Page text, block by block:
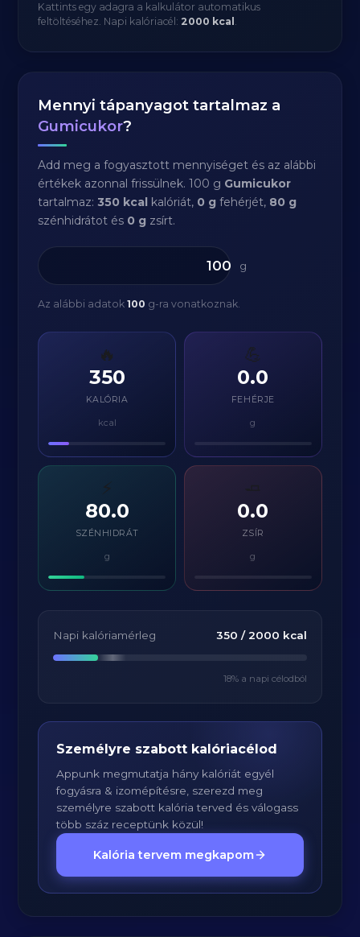
Kattints egy adagra a kalkulátor automatikus
feltöltéséhez. Napi kalóriacél: 2000 kcal .
Mennyi tápanyagot tartalmaz a
Gumicukor?
Add meg a fogyasztott mennyiséget és az alábbi
értékek azonnal frissülnek. 100 g Gumicukor
tartalmaz:350 kcal kalóriát, 0 g fehérjét, 80 g
szénhidrátot és 0 g zsírt.
g
Az alábbi adatok100 g-ra vonatkoznak.
🔥
350
KALÓRIA
kcal
💪
0.0
FEHÉRJE
g
⚡
80.0
SZÉNHIDRÁT
g
0.0
ZSÍR
g
Napi kalóriamérleg 350 / 2000 kcal
18% a napi célodból
Személyre szabott kalóriacélod
Appunk megmutatja hány kalóriát egyél
fogyásra & izomépítésre, szerezd meg
személyre szabott kalória terved és válogass
több száz receptünk közül!
Kalória tervem megkapom